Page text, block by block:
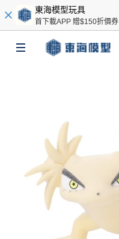
東海模型玩具
首下載APP 贈$150折價券